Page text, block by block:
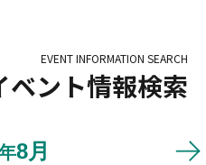
EVENT INFORMATION SEARCH
ベント情報検索
8月